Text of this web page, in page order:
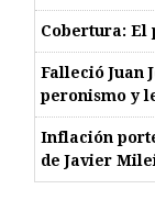
Cobertura: El
Falleció Juan
peronismo y
Inflación
de Javier